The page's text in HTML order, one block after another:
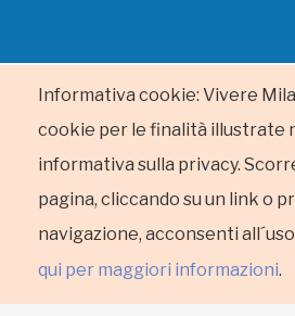
Informativa cookie: Vivere
cookie per le finalità illustrate
informativa sulla privacy.
pagina, cliccando su un link o
navigazione, acconsenti
qui per maggiori informazioni.